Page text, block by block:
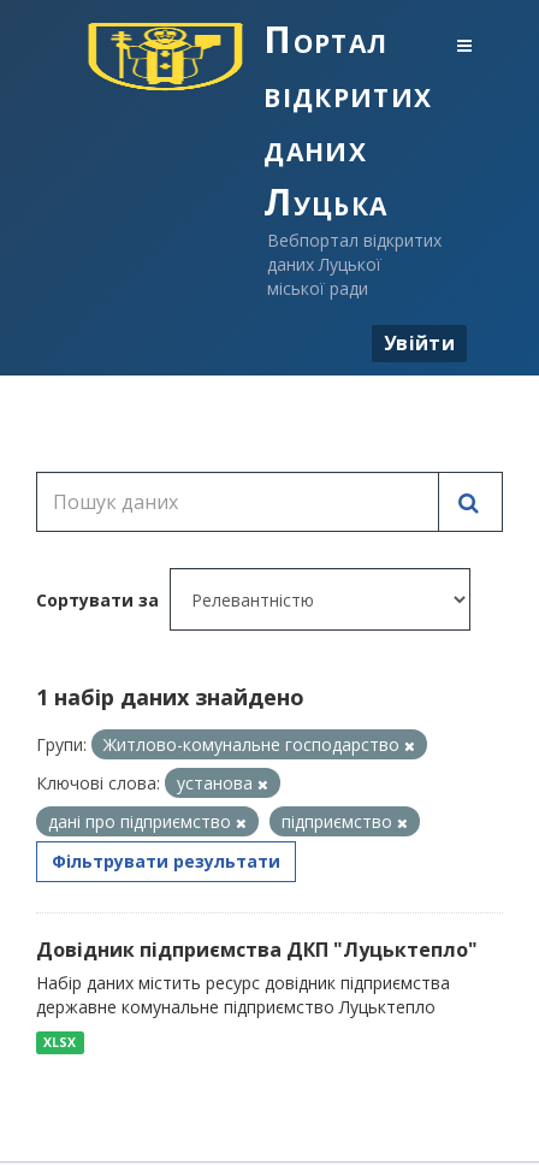
Портал
відкритих
даних
Луцька
Вебпортал відкритих
даних Луцької
міської ради
Увійти
Сортувати за
1 набір даних знайдено
Групи:
Житлово-комунальне господарство
Ключові слова:
установа
дані про підприємство
підприємство
Фільтрувати результати
Довідник підприємства ДКП "Луцьктепло"
Набір даних містить ресурс довідник підприємства
державне комунальне підприємство Луцьктепло
XLSX